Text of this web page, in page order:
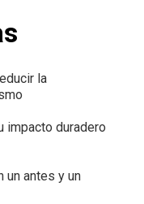
la
impacto duradero
un antes y un